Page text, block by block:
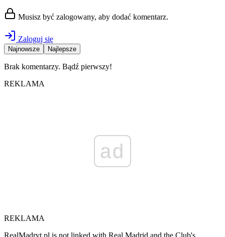
Musisz być zalogowany, aby dodać komentarz.
Zaloguj się
Najnowsze Najlepsze
Brak komentarzy. Bądź pierwszy!
REKLAMA
ad
REKLAMA
RealMadryt.pl is not linked with Real Madrid and the Club's